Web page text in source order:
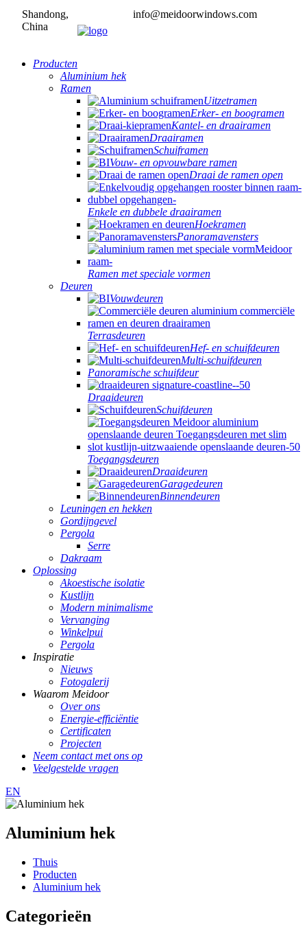
Shandong,
China
info@meidoorwindows.com
Producten
Aluminium hek
Ramen
Uitzetramen
Erker- en boogramen
Kantel- en draairamen
Draairamen
Schuiframen
Vouw- en opvouwbare ramen
Draai de ramen open
Enkele en dubbele draairamen
Hoekramen
Panoramavensters
Ramen met speciale vormen
Deuren
Vouwdeuren
Terrasdeuren
Hef- en schuifdeuren
Multi-schuifdeuren
Panoramische schuifdeur
Draaideuren
Schuifdeuren
Toegangsdeuren
Draaideuren
Garagedeuren
Binnendeuren
Leuningen en hekken
Gordijngevel
Pergola
Serre
Dakraam
Oplossing
Akoestische isolatie
Kustlijn
Modern minimalisme
Vervanging
Winkelpui
Pergola
Inspiratie
Nieuws
Fotogalerij
Waarom Meidoor
Over ons
Energie-efficiëntie
Certificaten
Projecten
Neem contact met ons op
Veelgestelde vragen
EN
Aluminium hek
Thuis
Producten
Aluminium hek
Categorieën